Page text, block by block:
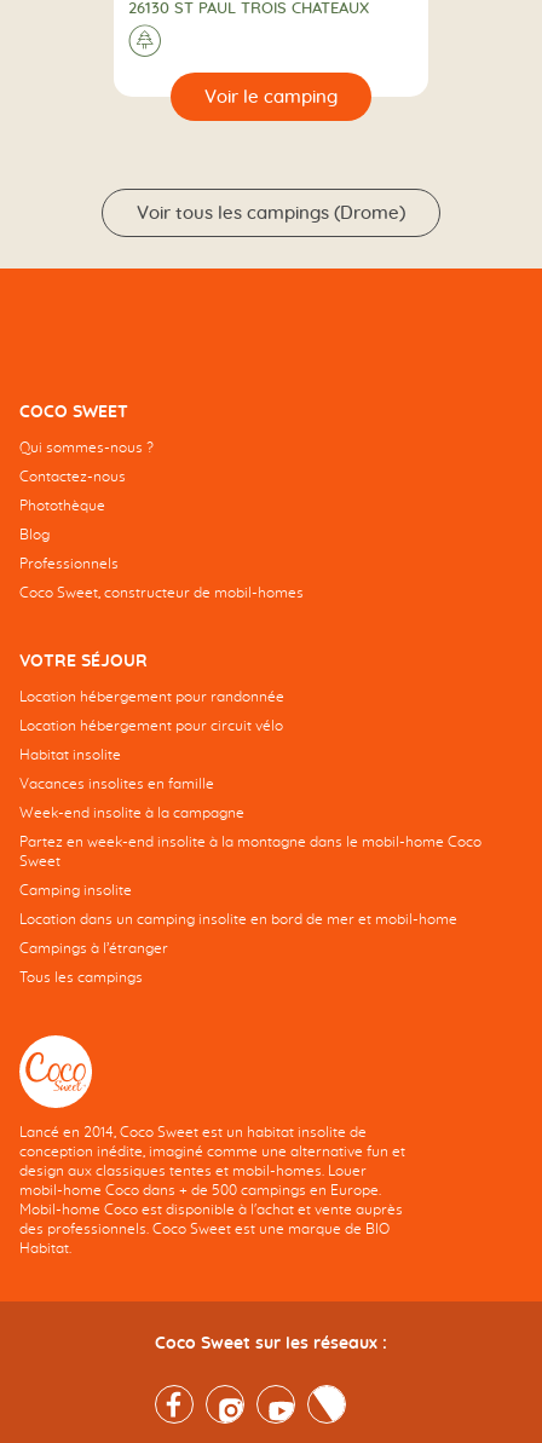
26130 ST PAUL TROIS CHATEAUX
A la campagne
🌲
Voir tous les campings (Drome)
COCO SWEET
Qui sommes-nous ?
Contactez-nous
Photothèque
Blog
Professionnels
Coco Sweet, constructeur de mobil-homes
VOTRE SÉJOUR
Location hébergement pour randonnée
Location hébergement pour circuit vélo
Habitat insolite
Vacances insolites en famille
Week-end insolite à la campagne
Partez en week-end insolite à la montagne dans le mobil-home Coco
Sweet
Camping insolite
Location dans un camping insolite en bord de mer et mobil-home
Campings à l’étranger
Tous les campings
Lancé en 2014, Coco Sweet est un habitat insolite de
conception inédite, imaginé comme une alternative fun et
design aux classiques tentes et mobil-homes. Louer
mobil-home Coco dans + de 500 campings en Europe.
Mobil-home Coco est disponible à l'achat et vente auprès
des professionnels. Coco Sweet est une marque de BIO
Habitat.
Coco Sweet sur les réseaux :
FacebookInstagramYoutubeTwitter